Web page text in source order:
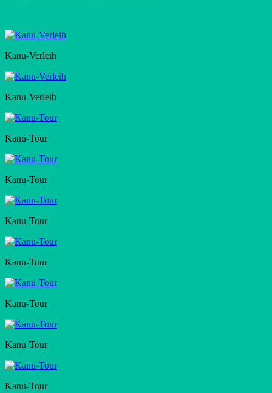
Kanu-Verleih
Kanu-Verleih
Kanu-Tour
Kanu-Tour
Kanu-Tour
Kanu-Tour
Kanu-Tour
Kanu-Tour
Kanu-Tour